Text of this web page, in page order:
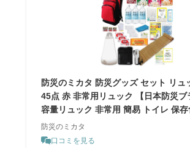
防災のミカタ 防災グッズ セット リュ
45点 赤 非常用リュック 【日本防災ブ
容量リュック 非常用 簡易 トイレ 保
防災のミカタ
口コミを見る